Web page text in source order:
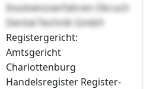
Insolvenzverfahren Okruch
Dental-Technik GmbH
Registergericht:
Amtsgericht
Charlottenburg
Handelsregister Register-